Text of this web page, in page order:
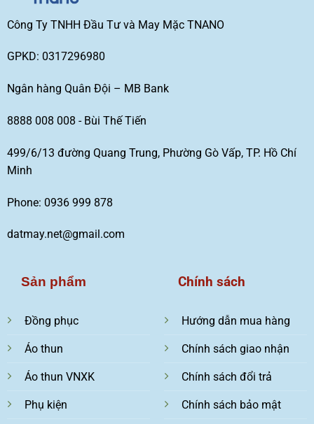
Công Ty TNHH Đầu Tư và May Mặc TNANO
GPKD: 0317296980
Ngân hàng Quân Đội – MB Bank
8888 008 008 - Bùi Thế Tiến
499/6/13 đường Quang Trung, Phường Gò Vấp, TP. Hồ Chí
Minh
Phone: 0936 999 878
datmay.net@gmail.com
Sản phẩm
Đồng phục
Áo thun
Áo thun VNXK
Phụ kiện
Chính sách
Hướng dẫn mua hàng
Chính sách giao nhận
Chính sách đổi trả
Chính sách bảo mật